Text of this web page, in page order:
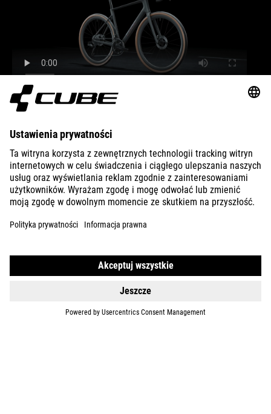
E-BIKES
EQUIPMENT